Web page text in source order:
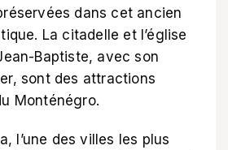
dans cet ancien
La citadelle et l’église
Baptiste, avec son
sont des attractions
Monténégro.
l’une des villes les plus